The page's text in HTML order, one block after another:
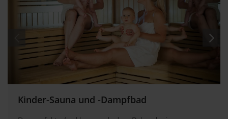
Kinder-Sauna und -Dampfbad